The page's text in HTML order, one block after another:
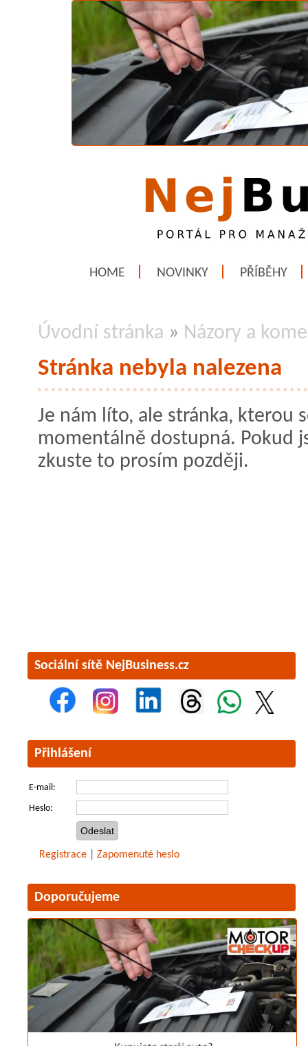
HOME NOVINKY PŘÍBĚHY
Úvodní stránka » Názory a
Stránka nebyla nalezena
Je nám líto, ale stránka, kterou
momentálně dostupná. Pokud
zkuste to prosím později.
Sociální sítě NejBusiness.cz
Přihlášení
E-mail:
Heslo:
Registrace Zapomenuté heslo
Doporučujeme